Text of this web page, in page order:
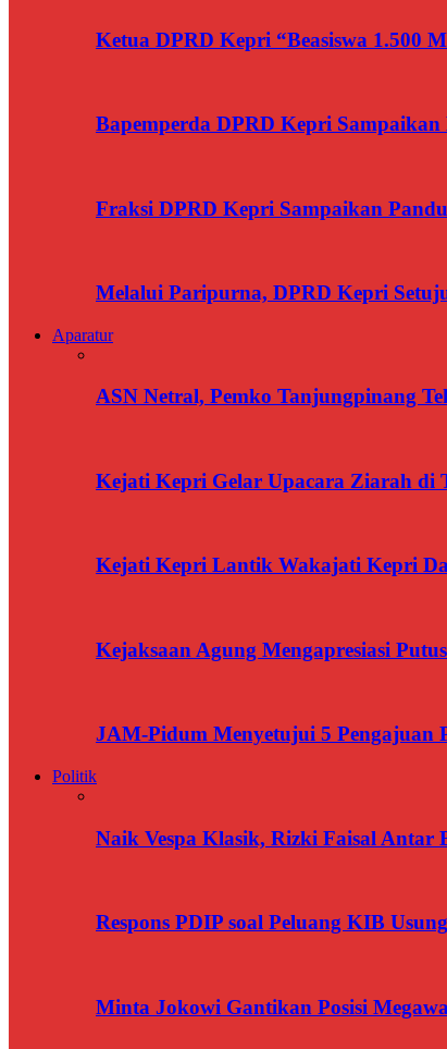
Ketua DPRD Kepri “Beasiswa 1.500
Bapemperda DPRD Kepri
Fraksi DPRD Kepri Sampaikan
Melalui Paripurna, DPRD Kepri
Aparatur
ASN Netral, Pemko Tanjungpinang
Kejati Kepri Gelar Upacara Ziarah di
Kejati Kepri Lantik Wakajati Kepri
Kejaksaan Agung Mengapresiasi
JAM-Pidum Menyetujui 5 Pengajuan
Politik
Naik Vespa Klasik, Rizki Faisal Antar
Respons PDIP soal Peluang KIB
Minta Jokowi Gantikan Posisi